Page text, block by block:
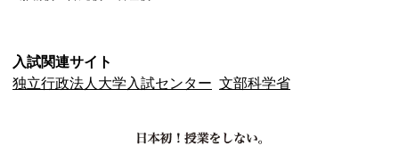
入試関連サイト
独立行政法人大学入試センター 文部科学省